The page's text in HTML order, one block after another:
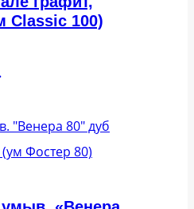
Classic 100)